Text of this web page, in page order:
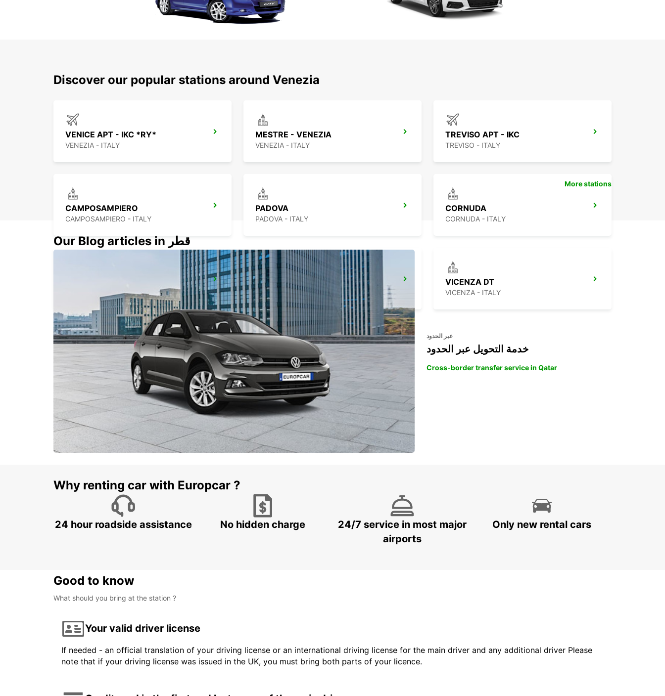
Discover our popular stations around Venezia
VENICE APT - IKC *RY*
VENEZIA - ITALY
MESTRE - VENEZIA
VENEZIA - ITALY
TREVISO APT - IKC
TREVISO - ITALY
CAMPOSAMPIERO
CAMPOSAMPIERO - ITALY
PADOVA
PADOVA - ITALY
CORNUDA
CORNUDA - ITALY
VICENZA - MILITARY BASE - IKC
VICENZA - ITALY
ROVIGO
ROVIGO - ITALY
VICENZA DT
VICENZA - ITALY
More stations
Our Blog articles in قطر
عبر الحدود
خدمة التحويل عبر الحدود
Cross-border transfer service in Qatar
Why renting car with Europcar ?
24 hour roadside assistance No hidden charge
24/7 service in most major
airports
Only new rental cars
Good to know
What should you bring at the station ?
Your valid driver license
If needed - an official translation of your driving license or an international driving license for the main driver and any additional driver Please
note that if your driving license was issued in the UK, you must bring both parts of your licence.